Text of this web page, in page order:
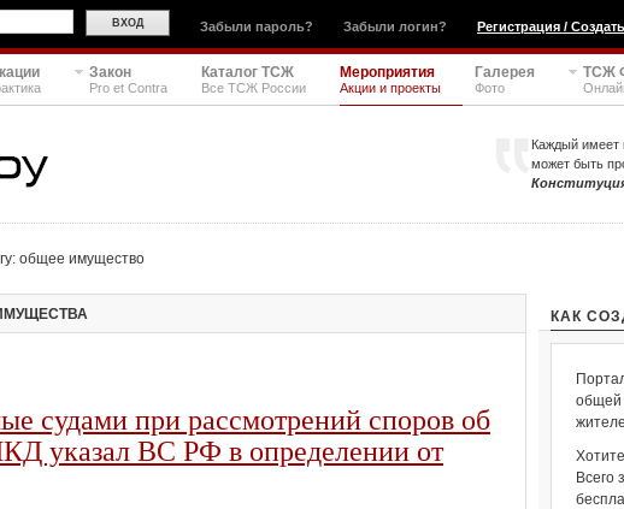
Забыли пароль? Забыли логин? Регистрация /
Закон
Pro et Contra
Каталог ТСЖ
Все ТСЖ России
Мероприятия
Акции и проекты
Галерея
Фото
ТСЖ
Каждый имеет
может быть
общее имущество
судами при рассмотрений споров об
указал ВС РФ в определении от
КАК
Всего